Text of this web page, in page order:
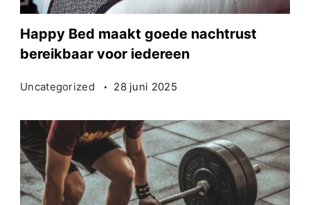
Happy Bed maakt goede nachtrust
bereikbaar voor iedereen
Uncategorized 28 juni 2025